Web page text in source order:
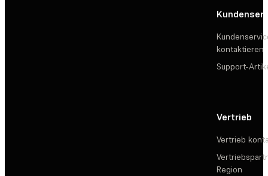
kontaktieren
Support-
Vertrieb
Vertrieb
Region